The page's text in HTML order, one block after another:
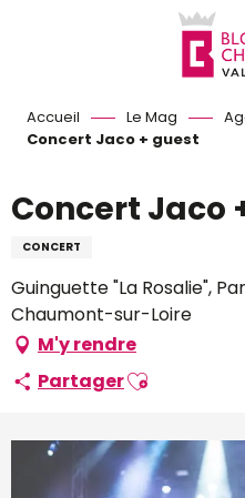
Accueil Le Mag
Concert Jaco + guest
Concert Jaco
CONCERT
Guinguette "La Rosalie",
Chaumont-sur-Loire
M'y rendre
PartagerAjouter aux